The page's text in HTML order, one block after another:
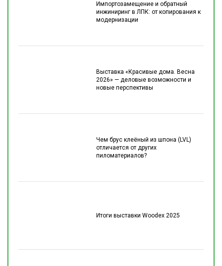
Импортозамещение и обратный
инжиниринг в ЛПК: от копирования к
модернизации
Выставка «Красивые дома. Весна
2026» — деловые возможности и
новые перспективы
Чем брус клеёный из шпона (LVL)
отличается от других
пиломатериалов?
Итоги выставки Woodex 2025